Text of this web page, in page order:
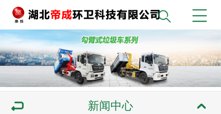
新闻中心